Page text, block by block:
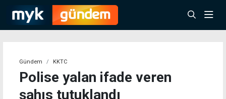
Gündem KKTC
Polise yalan ifade veren
şahıs tutuklandı